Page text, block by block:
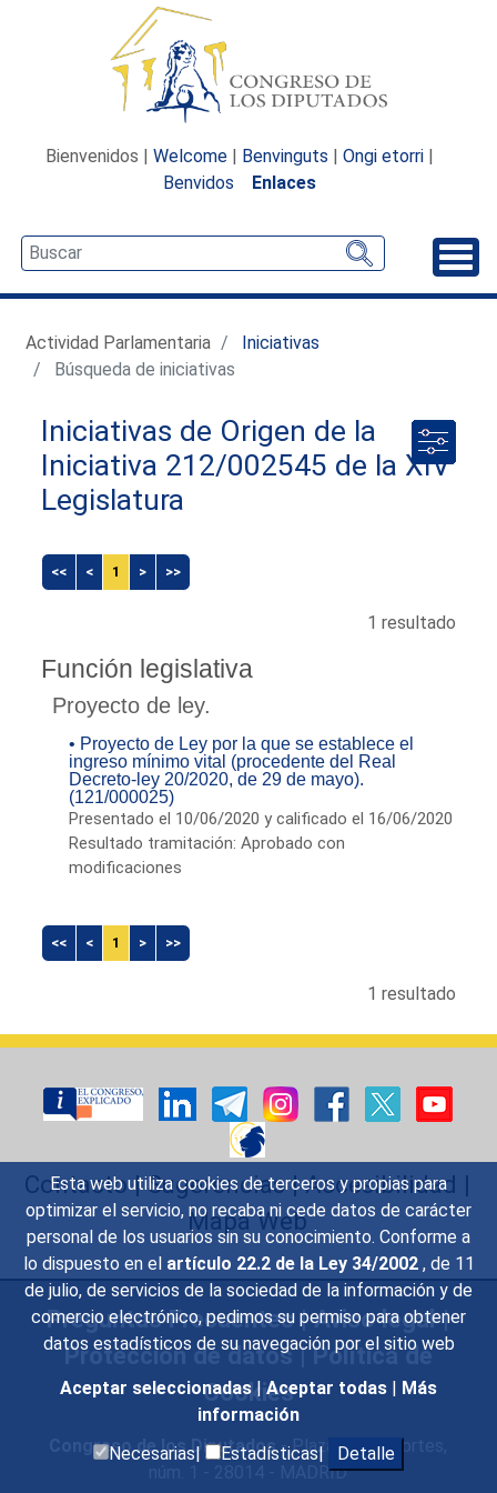
Esta web utiliza cookies de terceros y propias para
optimizar el servicio, no recaba ni cede datos de carácter
personal de los usuarios sin su conocimiento. Conforme a
lo dispuesto en el artículo 22.2 de la Ley 34/2002 , de 11
de julio, de servicios de la sociedad de la información y de
comercio electrónico, pedimos su permiso para obtener
datos estadísticos de su navegación por el sitio web
Aceptar seleccionadas | Aceptar todas | Más
información
Necesarias|
Estadísticas| Detalle
Bienvenidos | Welcome | Benvinguts | Ongi etorri |
Benvidos
Enlaces
Actividad Parlamentaria
Iniciativas
Búsqueda de iniciativas
Iniciativas de Origen de la
Iniciativa 212/002545 de la XIV
Legislatura
<< < 1 > >>
1 resultado
Función legislativa
Proyecto de ley.
• Proyecto de Ley por la que se establece el
ingreso mínimo vital (procedente del Real
Decreto-ley 20/2020, de 29 de mayo).
(121/000025)
Presentado el 10/06/2020 y calificado el 16/06/2020
Resultado tramitación: Aprobado con
modificaciones
<< < 1 > >>
1 resultado
Contacto|Sugerencias|Accesibilidad |
Mapa Web
Preguntas Frecuentes|Aviso legal|
Protección de datos|Política de
Cookies
Congreso de los Diputados- Plaza de las Cortes,
núm. 1 - 28014 - MADRID